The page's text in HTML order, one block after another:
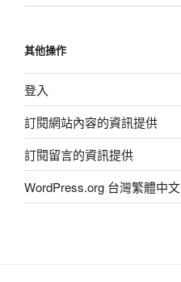
其他操作
登入
訂閱網站內容的資訊提供
訂閱留言的資訊提供
WordPress.org 台灣繁體中文